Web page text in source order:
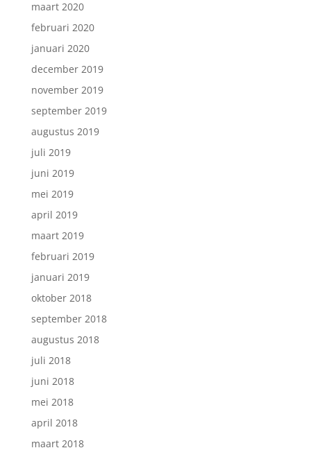
maart 2020
februari 2020
januari 2020
december 2019
november 2019
september 2019
augustus 2019
juli 2019
juni 2019
mei 2019
april 2019
maart 2019
februari 2019
januari 2019
oktober 2018
september 2018
augustus 2018
juli 2018
juni 2018
mei 2018
april 2018
maart 2018